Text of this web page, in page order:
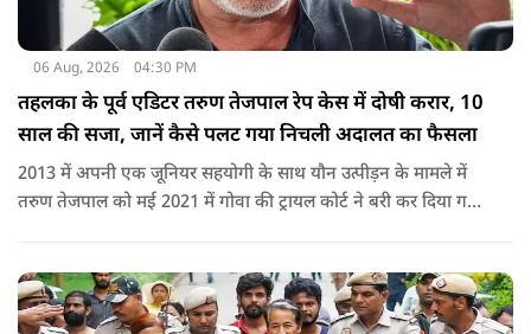
06 Aug, 2026 04:30 PM
तहलका के पूर्व एडिटर तरुण तेजपाल रेप केस में दोषी करार, 10
साल की सजा, जानें कैसे पलट गया निचली अदालत का फैसला
2013 में अपनी एक जूनियर सहयोगी के साथ यौन उत्पीड़न के मामले में
तरुण तेजपाल को मई 2021 में गोवा की ट्रायल कोर्ट ने बरी कर दिया गया